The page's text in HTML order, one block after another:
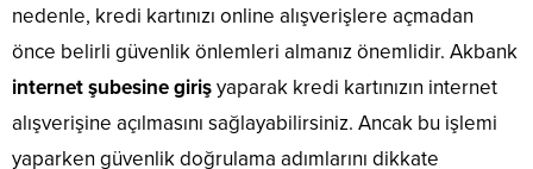
nedenle, kredi kartınızı online alışverişlere açmadan
önce belirli güvenlik önlemleri almanız önemlidir. Akbank
internet şubesine girişyaparak kredi kartınızın internet
alışverişine açılmasını sağlayabilirsiniz. Ancak bu işlemi
yaparken güvenlik doğrulama adımlarını dikkate